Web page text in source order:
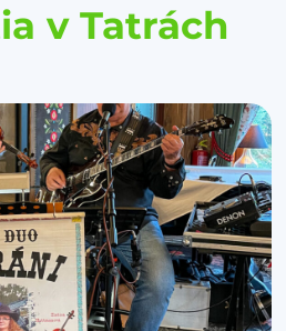
v Tatrách